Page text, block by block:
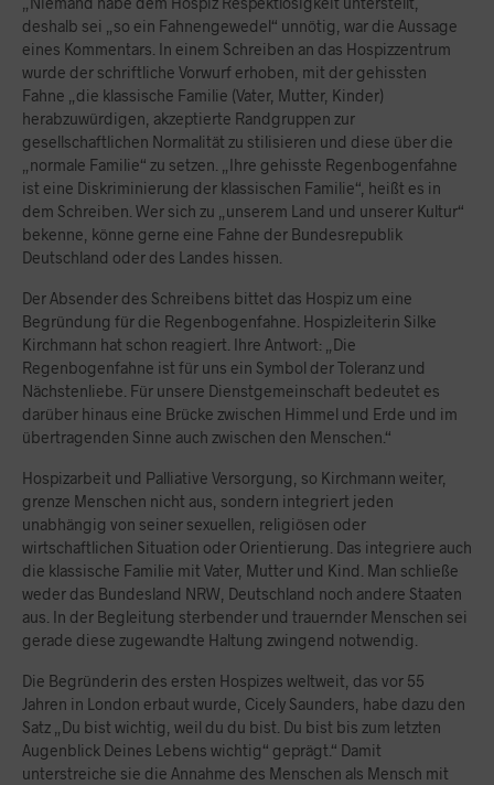
deshalb sei „so ein Fahnengewedel“ unnötig, war die Aussage
eines Kommentars. In einem Schreiben an das Hospizzentrum
wurde der schriftliche Vorwurf erhoben, mit der gehissten
Fahne „die klassische Familie (Vater, Mutter, Kinder)
herabzuwürdigen, akzeptierte Randgruppen zur
gesellschaftlichen Normalität zu stilisieren und diese über die
„normale Familie“ zu setzen. „Ihre gehisste Regenbogenfahne
ist eine Diskriminierung der klassischen Familie“, heißt es in
dem Schreiben. Wer sich zu „unserem Land und unserer Kultur“
bekenne, könne gerne eine Fahne der Bundesrepublik
Deutschland oder des Landes hissen.
Der Absender des Schreibens bittet das Hospiz um eine
Begründung für die Regenbogenfahne. Hospizleiterin Silke
Kirchmann hat schon reagiert. Ihre Antwort: „Die
Regenbogenfahne ist für uns ein Symbol der Toleranz und
Nächstenliebe. Für unsere Dienstgemeinschaft bedeutet es
darüber hinaus eine Brücke zwischen Himmel und Erde und im
übertragenden Sinne auch zwischen den Menschen.“
Hospizarbeit und Palliative Versorgung, so Kirchmann weiter,
grenze Menschen nicht aus, sondern integriert jeden
unabhängig von seiner sexuellen, religiösen oder
wirtschaftlichen Situation oder Orientierung. Das integriere auch
die klassische Familie mit Vater, Mutter und Kind. Man schließe
weder das Bundesland NRW, Deutschland noch andere Staaten
aus. In der Begleitung sterbender und trauernder Menschen sei
gerade diese zugewandte Haltung zwingend notwendig.
Die Begründerin des ersten Hospizes weltweit, das vor 55
Jahren in London erbaut wurde, Cicely Saunders, habe dazu den
Satz „Du bist wichtig, weil du du bist. Du bist bis zum letzten
Augenblick Deines Lebens wichtig“ geprägt.“ Damit
unterstreiche sie die Annahme des Menschen als Mensch mit